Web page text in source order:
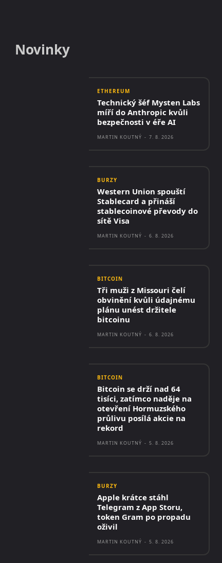
Novinky
ETHEREUM
Technický šéf Mysten Labs
míří do Anthropic kvůli
bezpečnosti v éře AI
MARTIN KOUTNÝ - 7. 8. 2026
BURZY
Western Union spouští
Stablecard a přináší
stablecoinové převody do
sítě Visa
MARTIN KOUTNÝ - 6. 8. 2026
BITCOIN
Tři muži z Missouri čelí
obvinění kvůli údajnému
plánu unést držitele
bitcoinu
MARTIN KOUTNÝ - 6. 8. 2026
BITCOIN
Bitcoin se drží nad 64
tisíci, zatímco naděje na
otevření Hormuzského
průlivu posílá akcie na
rekord
MARTIN KOUTNÝ - 5. 8. 2026
BURZY
Apple krátce stáhl
Telegram z App Storu,
token Gram po propadu
oživil
MARTIN KOUTNÝ - 5. 8. 2026